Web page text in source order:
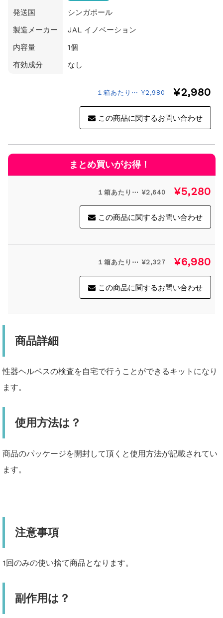
発送国
シンガポール
製造メーカー
JAL イノベーション
内容量
1個
有効成分
なし
１箱あたり⋯ ¥2,980 ¥2,980
この商品に関するお問い合わせ
１箱あたり⋯ ¥2,640 ¥5,280
この商品に関するお問い合わせ
１箱あたり⋯ ¥2,327 ¥6,980
この商品に関するお問い合わせ
商品詳細
性器ヘルペスの検査を自宅で行うことができるキットになり
ます。
使用方法は？
商品のパッケージを開封して頂くと使用方法が記載されてい
ます。
注意事項
1回のみの使い捨て商品となります。
副作用は？